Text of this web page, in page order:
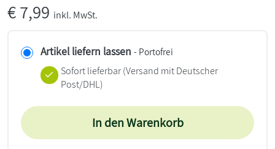
€7,99 inkl. MwSt.
Artikel liefern lassen - Portofrei
Sofort lieferbar(Versand mit Deutscher
Post/DHL)
In den Warenkorb